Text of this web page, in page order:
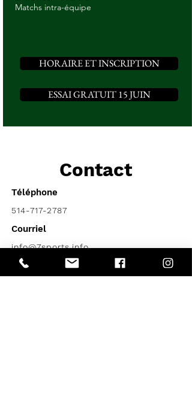
​Matchs intra-équipe
HORAIRE ET INSCRIPTION
ESSAI GRATUIT 15 JUIN
Contact
Téléphone
514-717-2787
Courriel
info@7sports.info
Territoires desservis